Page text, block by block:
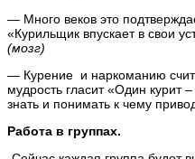
— Много веков это
«Курильщик впускает в свои
(мозг)
— Курение и наркоманию
мудрость гласит «Один
знать и понимать к чему
Работа в группах.